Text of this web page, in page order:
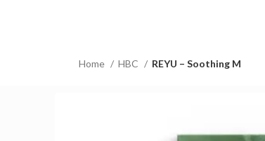
Home HBC REYU – Soothing M